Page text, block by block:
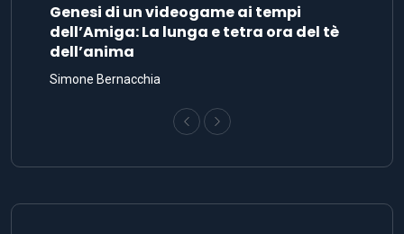
Genesi di un videogame ai tempi
dell’Amiga: La lunga e tetra ora del tè
dell’anima
Simone Bernacchia